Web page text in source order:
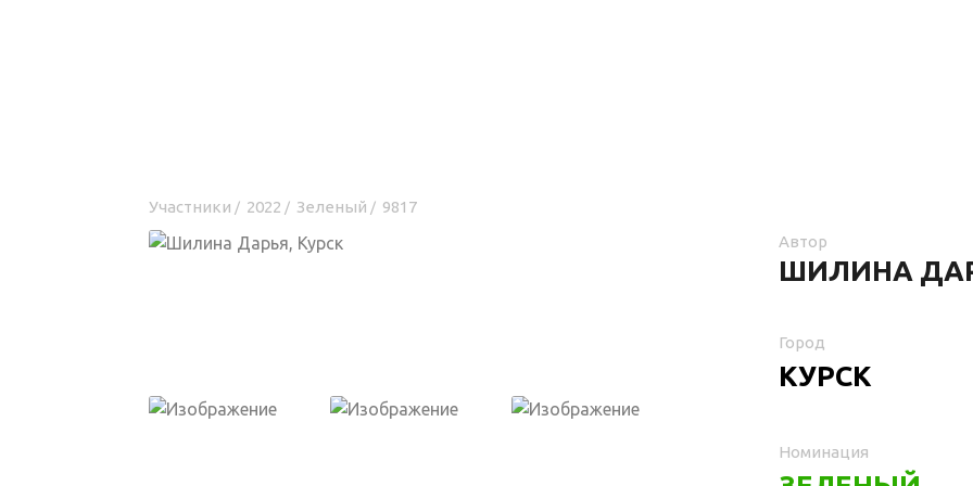
Участники / 2022 / Зеленый / 9817
Автор
ШИЛИНА
Город
КУРСК
Номинация